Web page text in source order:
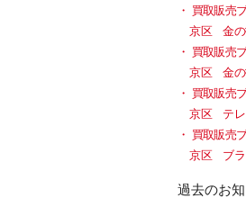
買取販売
京区 金の
買取販売
京区 金の
買取販売
京区 テレ
買取販売
京区 ブラ
過去のお